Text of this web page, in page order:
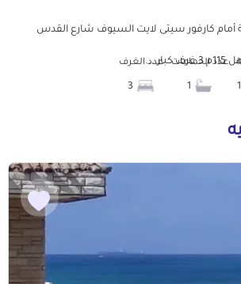
أمام كارفور سيتى لايت السيوف شارع القدس
...عدد الحمامات عدد الغرف